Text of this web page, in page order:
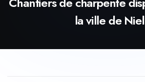
la ville de Niel